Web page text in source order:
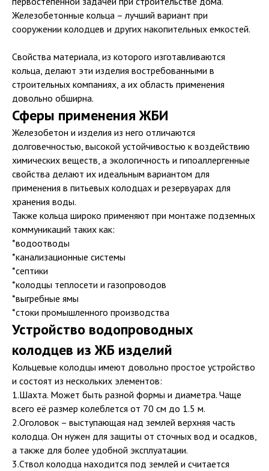
Железобетонные кольца – лучший вариант при
сооружении колодцев и других накопительных емкостей.
Свойства материала, из которого изготавливаются
кольца, делают эти изделия востребованными в
строительных компаниях, а их область применения
довольно обширна.
Сферы применения ЖБИ
Железобетон и изделия из него отличаются
долговечностью, высокой устойчивостью к воздействию
химических веществ, а экологичность и гипоаллергенные
свойства делают их идеальным вариантом для
применения в питьевых колодцах и резервуарах для
хранения воды.
Также кольца широко применяют при монтаже подземных
коммуникаций таких как:
*водоотводы
*канализационные системы
*септики
*колодцы теплосети и газопроводов
*выгребные ямы
*стоки промышленного производства
Устройство водопроводных
колодцев из ЖБ изделий
Кольцевые колодцы имеют довольно простое устройство
и состоят из нескольких элементов:
1.Шахта. Может быть разной формы и диаметра. Чаще
всего её размер колеблется от 70 см до 1.5 м.
2.Оголовок – выступающая над землей верхняя часть
колодца. Он нужен для защиты от сточных вод и осадков,
а также для более удобной эксплуатации.
3.Ствол колодца находится под землей и считается